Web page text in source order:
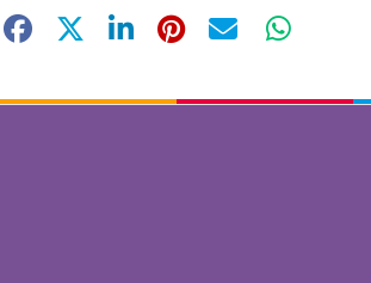
Facebook LinkedInPinterestE-mailWhatsApp